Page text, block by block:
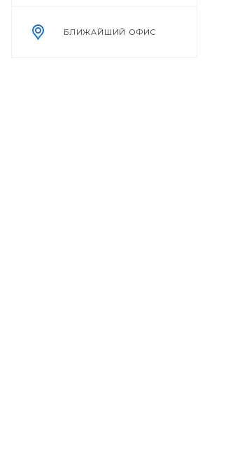
БЛИЖАЙШИЙ ОФИС